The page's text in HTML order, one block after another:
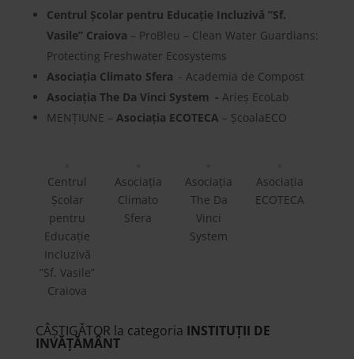
Centrul Școlar pentru Educație Incluzivă ”Sf.
Vasile” Craiova – ProBleu – Clean Water Guardians:
Protecting Freshwater Ecosystems
Asociația Climato Sfera - Academia de Compost
Asociația The Da Vinci System - Arieș EcoLab
MENȚIUNE – Asociația ECOTECA – ŞcoalaECO
Centrul
Școlar
pentru
Educație
Incluzivă
”Sf. Vasile”
Craiova
Asociația
Climato
Sfera
Asociația
The Da
Vinci
System
Asociația
ECOTECA
CÂŞTIGǍTOR la categoria INSTITUȚII DE
INVǍȚǍMÂNT